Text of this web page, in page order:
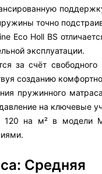
точно
Eco Holl BS
эксплуатации.
за счёт
созданию
пружинного
на ключевые
на м² в модели
Средняя